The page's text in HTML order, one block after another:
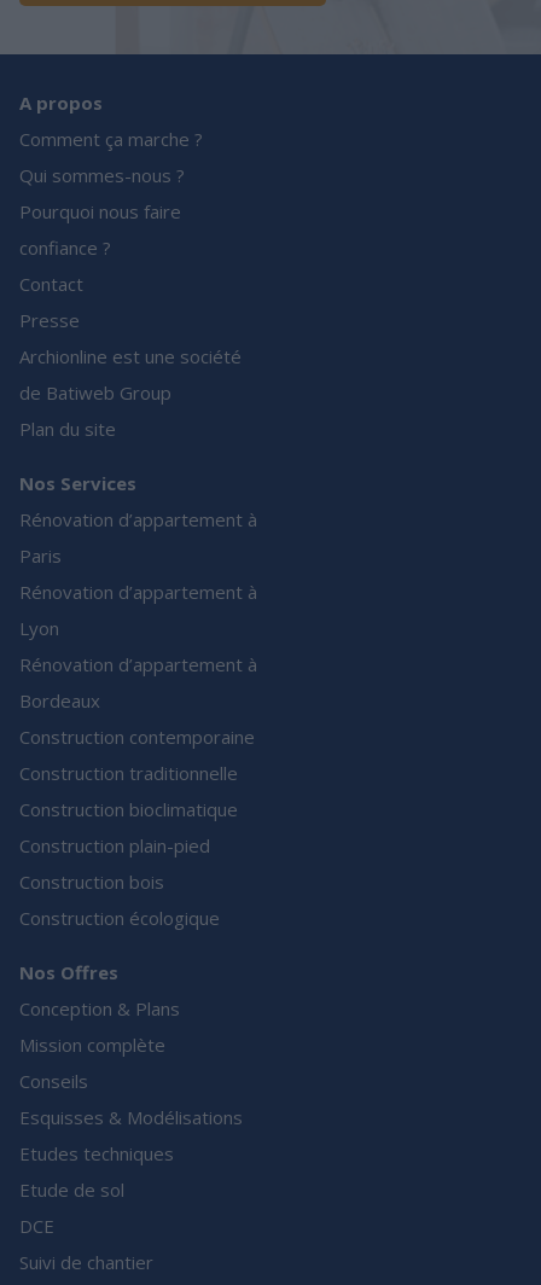
A propos
Comment ça marche ?
Qui sommes-nous ?
Pourquoi nous faire
confiance ?
Contact
Presse
Archionline est une société
de Batiweb Group
Plan du site
Nos Services
Rénovation d’appartement à
Paris
Rénovation d’appartement à
Lyon
Rénovation d’appartement à
Bordeaux
Construction contemporaine
Construction traditionnelle
Construction bioclimatique
Construction plain-pied
Construction bois
Construction écologique
Nos Offres
Conception & Plans
Mission complète
Conseils
Esquisses & Modélisations
Etudes techniques
Etude de sol
DCE
Suivi de chantier